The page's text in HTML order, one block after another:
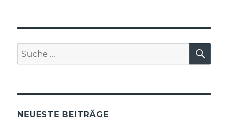
Suche
nach:
NEUESTE BEITRÄGE